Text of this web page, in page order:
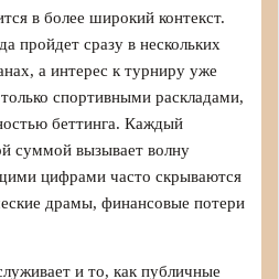
в более широкий контекст.
пройдет сразу в нескольких
а интерес к турниру уже
спортивными раскладами,
беттинга. Каждый
суммой вызывает волну
цифрами часто скрываются
драмы, финансовые потери
и то, как публичные